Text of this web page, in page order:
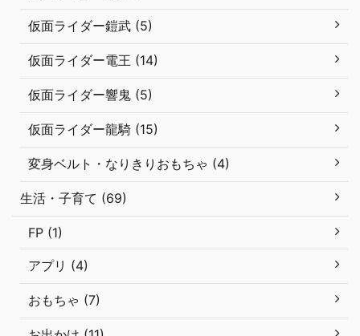
仮面ライダー鎧武 (5)
仮面ライダー電王 (14)
仮面ライダー響鬼 (5)
仮面ライダー龍騎 (15)
変身ベルト・なりきりおもちゃ (4)
生活・子育て (69)
FP (1)
アプリ (4)
おもちゃ (7)